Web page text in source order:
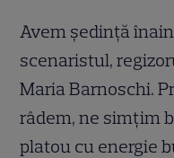
Avem ședință
scenaristul,
Maria Barnoschi.
râdem, ne simțim
platou cu energie